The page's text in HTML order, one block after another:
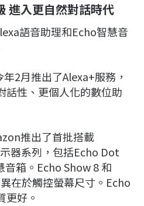
進入更自然對話時代
語音助理和Echo智慧音
2月推出了Alexa+服務，
話性、更個人化的數位助
推出了首批搭載
器系列，包括Echo Dot
音箱。Echo Show 8 和
在於觸控螢幕尺寸。Echo
更好。